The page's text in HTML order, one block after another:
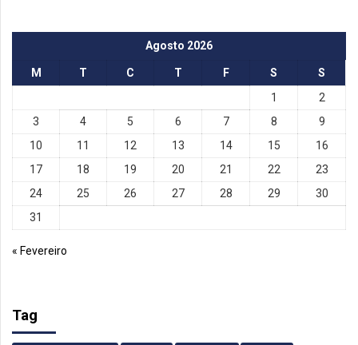
Agosto 2026
M T C T F S
S
1
2
3
4 5 6 7 8
9
10
11 12 13 14 15
16
17
18 19 20 21 22
23
24
25 26 27 28 29
30
31
« Fevereiro
Tag